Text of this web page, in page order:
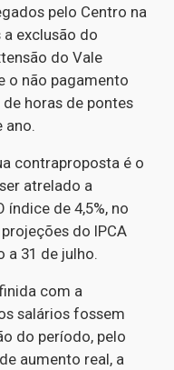
pelo Centro na
exclusão do
do Vale
o não pagamento
horas de pontes
ano.
contraproposta é o
atrelado a
de 4,5%, no
do IPCA
a 31 de julho.
com a
salários fossem
do período, pelo
aumento real, a